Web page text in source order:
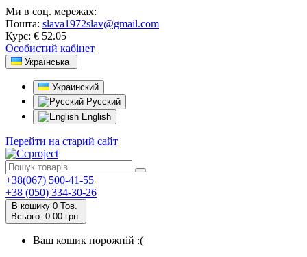
Ми в соц. мережах:
Пошта: slava1972slav@gmail.com
Курс: € 52.05
Особистий кабінет
Українська
Украинский
Русский
English
Перейти на старий сайт
+38(067) 500-41-55
+38 (050) 334-30-26
В кошику 0 Тов.
Всього: 0.00 грн.
Ваш кошик порожній :(